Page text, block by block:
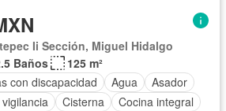
Ii Sección, Miguel Hidalgo
Baños
125 m²
con discapacidad
Agua
Asador
Cisterna
Cocina integral